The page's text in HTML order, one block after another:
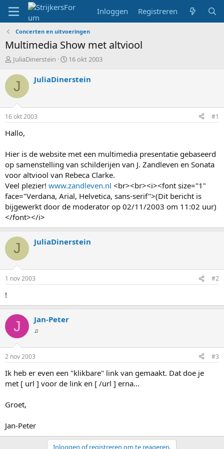
Inloggen Registreren
Concerten en uitvoeringen
Multimedia Show met altviool
T
p
s
a
r
r
JuliaDinerstein
S
a
t
16 okt 2003
J JuliaDinerstein
16 okt 2003 #1
Hallo,
Hier is de website met een multimedia presentatie gebaseerd
op samenstelling van schilderijen van J. Zandleven en Sonata
voor altviool van Rebeca Clarke.
Veel plezier! www.zandleven.nl <br><br><i><font size="1"
face="Verdana, Arial, Helvetica, sans-serif">(Dit bericht is
bijgewerkt door de moderator op 02/11/2003 om 11:02 uur)
</font></i>
J JuliaDinerstein
1 nov 2003 #2
!
J Jan-Peter
♫
2 nov 2003 #3
Ik heb er even een "klikbare" link van gemaakt. Dat doe je
met [ url ] voor de link en [ /url ] erna...
Groet,
Jan-Peter
Inloggen of registreren om te reageren.